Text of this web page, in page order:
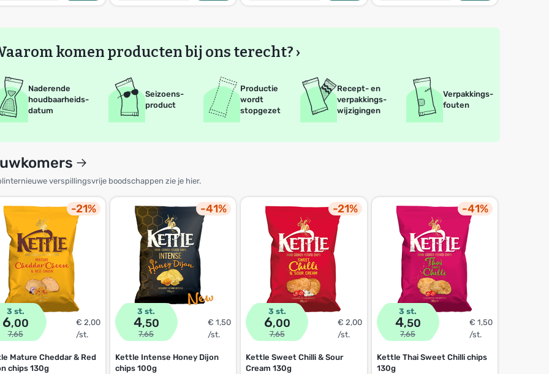
komen producten bij ons terecht? ›
Naderende
houdbaarheids-
datum
Seizoens-
product
Productie
wordt
stopgezet
Recept- en
verpakkings-
wijzigingen
Verpakkings-
fouten
verspillingsvrije boodschappen zie je hier.
-21%
3 st.
6,00
7,65
€ 2,00
/st.
Mature Cheddar & Red
chips 130g
-41%
3 st.
4,50
7,65
€ 1,50
/st.
Kettle Intense Honey Dijon
chips 100g
-21%
3 st.
6,00
7,65
€ 2,00
/st.
Kettle Sweet Chilli & Sour
Cream 130g
-41%
3 st.
4,50
7,65
€ 1,50
/st.
Kettle Thai Sweet Chilli chips
130g